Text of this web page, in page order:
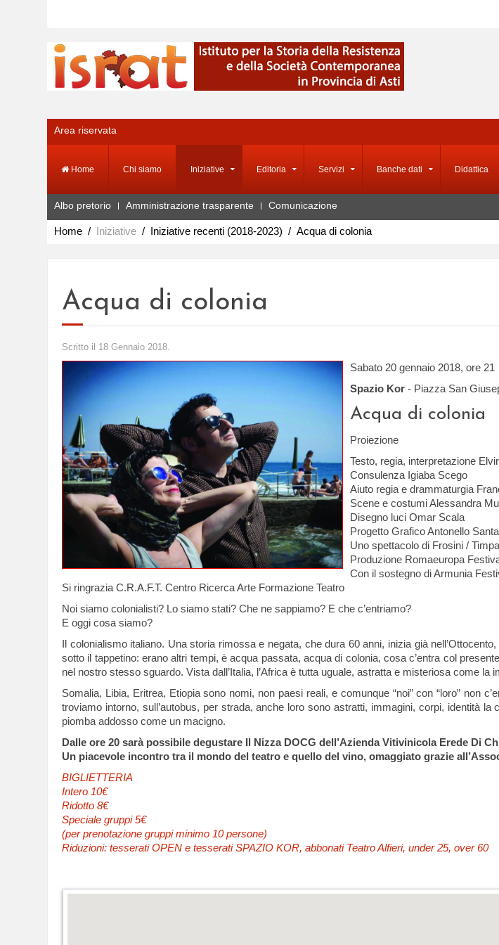
Area riservata
Home Chi siamo Iniziative Editoria Servizi Banche dati Didattica
Albo pretorio Amministrazione trasparente Comunicazione
Home Iniziative Iniziative recenti (2018-2023) Acqua di colonia
Acqua di colonia
Scritto il 18 Gennaio 2018.
Sabato 20 gennaio 2018, ore 21
Spazio Kor - Piazza San
Acqua di colonia
Proiezione
Testo, regia, interpretazione
Consulenza Igiaba Scego
Aiuto regia e drammaturgia
Scene e costumi Alessandra
Disegno luci Omar Scala
Progetto Grafico Antonello
Uno spettacolo di Frosini /
Produzione Romaeuropa
Con il sostegno di Armunia
Si ringrazia C.R.A.F.T. Centro Ricerca Arte Formazione Teatro
Noi siamo colonialisti? Lo siamo stati? Che ne sappiamo? E che c’entriamo?
E oggi cosa siamo?
Il colonialismo italiano. Una storia rimossa e negata, che dura 60 anni, inizia già
sotto il tappetino: erano altri tempi, è acqua passata, acqua di colonia, cosa c’entra col
nel nostro stesso sguardo. Vista dall’Italia, l’Africa è tutta uguale, astratta e misteriosa come la
Somalia, Libia, Eritrea, Etiopia sono nomi, non paesi reali, e comunque “noi” con “loro” non
troviamo intorno, sull’autobus, per strada, anche loro sono astratti, immagini, corpi, identità
piomba addosso come un macigno.
Dalle ore 20 sarà possibile degustare Il Nizza DOCG dell’Azienda Vitivinicola Erede Di
Un piacevole incontro tra il mondo del teatro e quello del vino, omaggiato grazie
BIGLIETTERIA
Intero 10€
Ridotto 8€
Speciale gruppi 5€
(per prenotazione gruppi minimo 10 persone)
Riduzioni: tesserati OPEN e tesserati SPAZIO KOR, abbonati Teatro Alfieri, under 25, over 60